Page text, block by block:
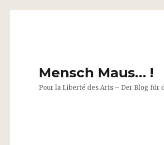
Mensch Maus… !
Pour la Liberté des Arts – Der Blog für